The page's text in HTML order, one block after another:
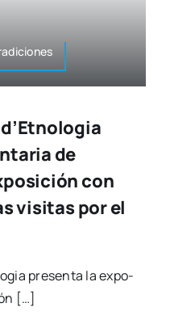
de
con
visitas por el
pre­sen­ta la expo­
[…]